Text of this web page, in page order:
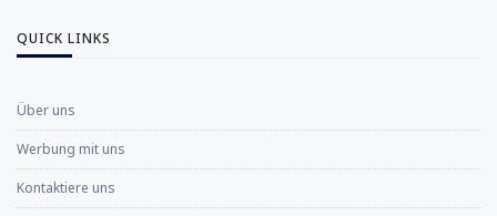
QUICK LINKS
Über uns
Werbung mit uns
Kontaktiere uns